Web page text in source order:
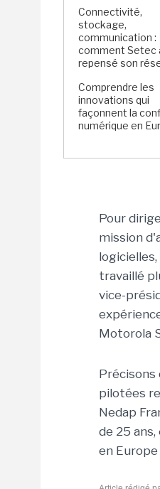
Connectivité,
stockage,
communication :
comment Setec
repensé son
Comprendre les
innovations qui
façonnent la
numérique en
Pour
mission
travaillé
vice-
Motorola
Précisons
pilotées
Nedap
de 25
en